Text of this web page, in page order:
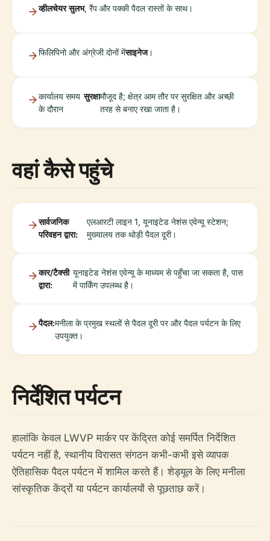
व्हीलचेयर सुलभ, रैंप और पक्की पैदल रास्तों के साथ।
फिलिपिनो और अंग्रेजी दोनों मेंसाइनेज।
कार्यालय समय
के दौरान
सुरक्षामौजूद है; क्षेत्र आम तौर पर सुरक्षित और अच्छी
तरह से बनाए रखा जाता है।
वहां कैसे पहुंचे
सार्वजनिक
परिवहन द्वारा:
एलआरटी लाइन 1, यूनाइटेड नेशंस एवेन्यू स्टेशन;
मुख्यालय तक थोड़ी पैदल दूरी।
कार/टैक्सी
द्वारा:
यूनाइटेड नेशंस एवेन्यू के माध्यम से पहुँचा जा सकता है, पास
में पार्किंग उपलब्ध है।
पैदल:मनीला के प्रमुख स्थलों से पैदल दूरी पर और पैदल पर्यटन के लिए
उपयुक्त।
निर्देशित पर्यटन
हालांकि केवल LWVP मार्कर पर केंद्रित कोई समर्पित निर्देशित
पर्यटन नहीं है, स्थानीय विरासत संगठन कभी-कभी इसे व्यापक
ऐतिहासिक पैदल पर्यटन में शामिल करते हैं। शेड्यूल के लिए मनीला
सांस्कृतिक केंद्रों या पर्यटन कार्यालयों से पूछताछ करें।